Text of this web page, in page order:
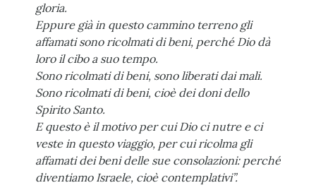
gloria.
Eppure già in questo cammino terreno gli
affamati sono ricolmati di beni, perché Dio dà
loro il cibo a suo tempo.
Sono ricolmati di beni, sono liberati dai mali.
Sono ricolmati di beni, cioè dei doni dello
Spirito Santo.
E questo è il motivo per cui Dio ci nutre e ci
veste in questo viaggio, per cui ricolma gli
affamati dei beni delle sue consolazioni: perché
diventiamo Israele, cioè contemplativi”.